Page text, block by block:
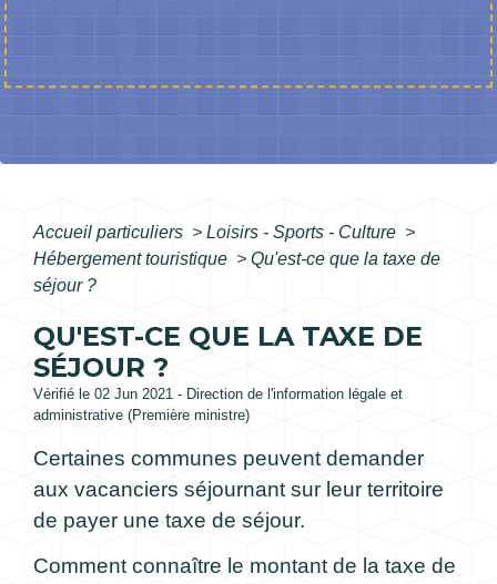
Accueil particuliers > Loisirs - Sports - Culture >
Hébergement touristique > Qu'est-ce que la taxe de
séjour ?
QU'EST-CE QUE LA TAXE DE
SÉJOUR ?
Vérifié le 02 Jun 2021 - Direction de l'information légale et
administrative (Première ministre)
Certaines communes peuvent demander
aux vacanciers séjournant sur leur territoire
de payer une taxe de séjour.
Comment connaître le montant de la taxe de